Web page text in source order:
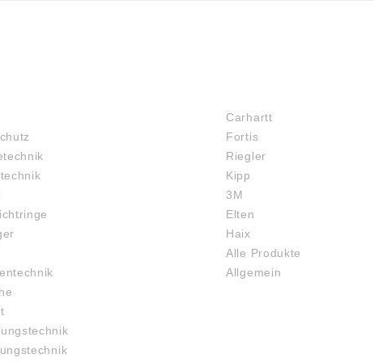
Carhartt
Fortis
Riegler
Kipp
3M
Elten
Haix
Alle Produkte
Allgemein